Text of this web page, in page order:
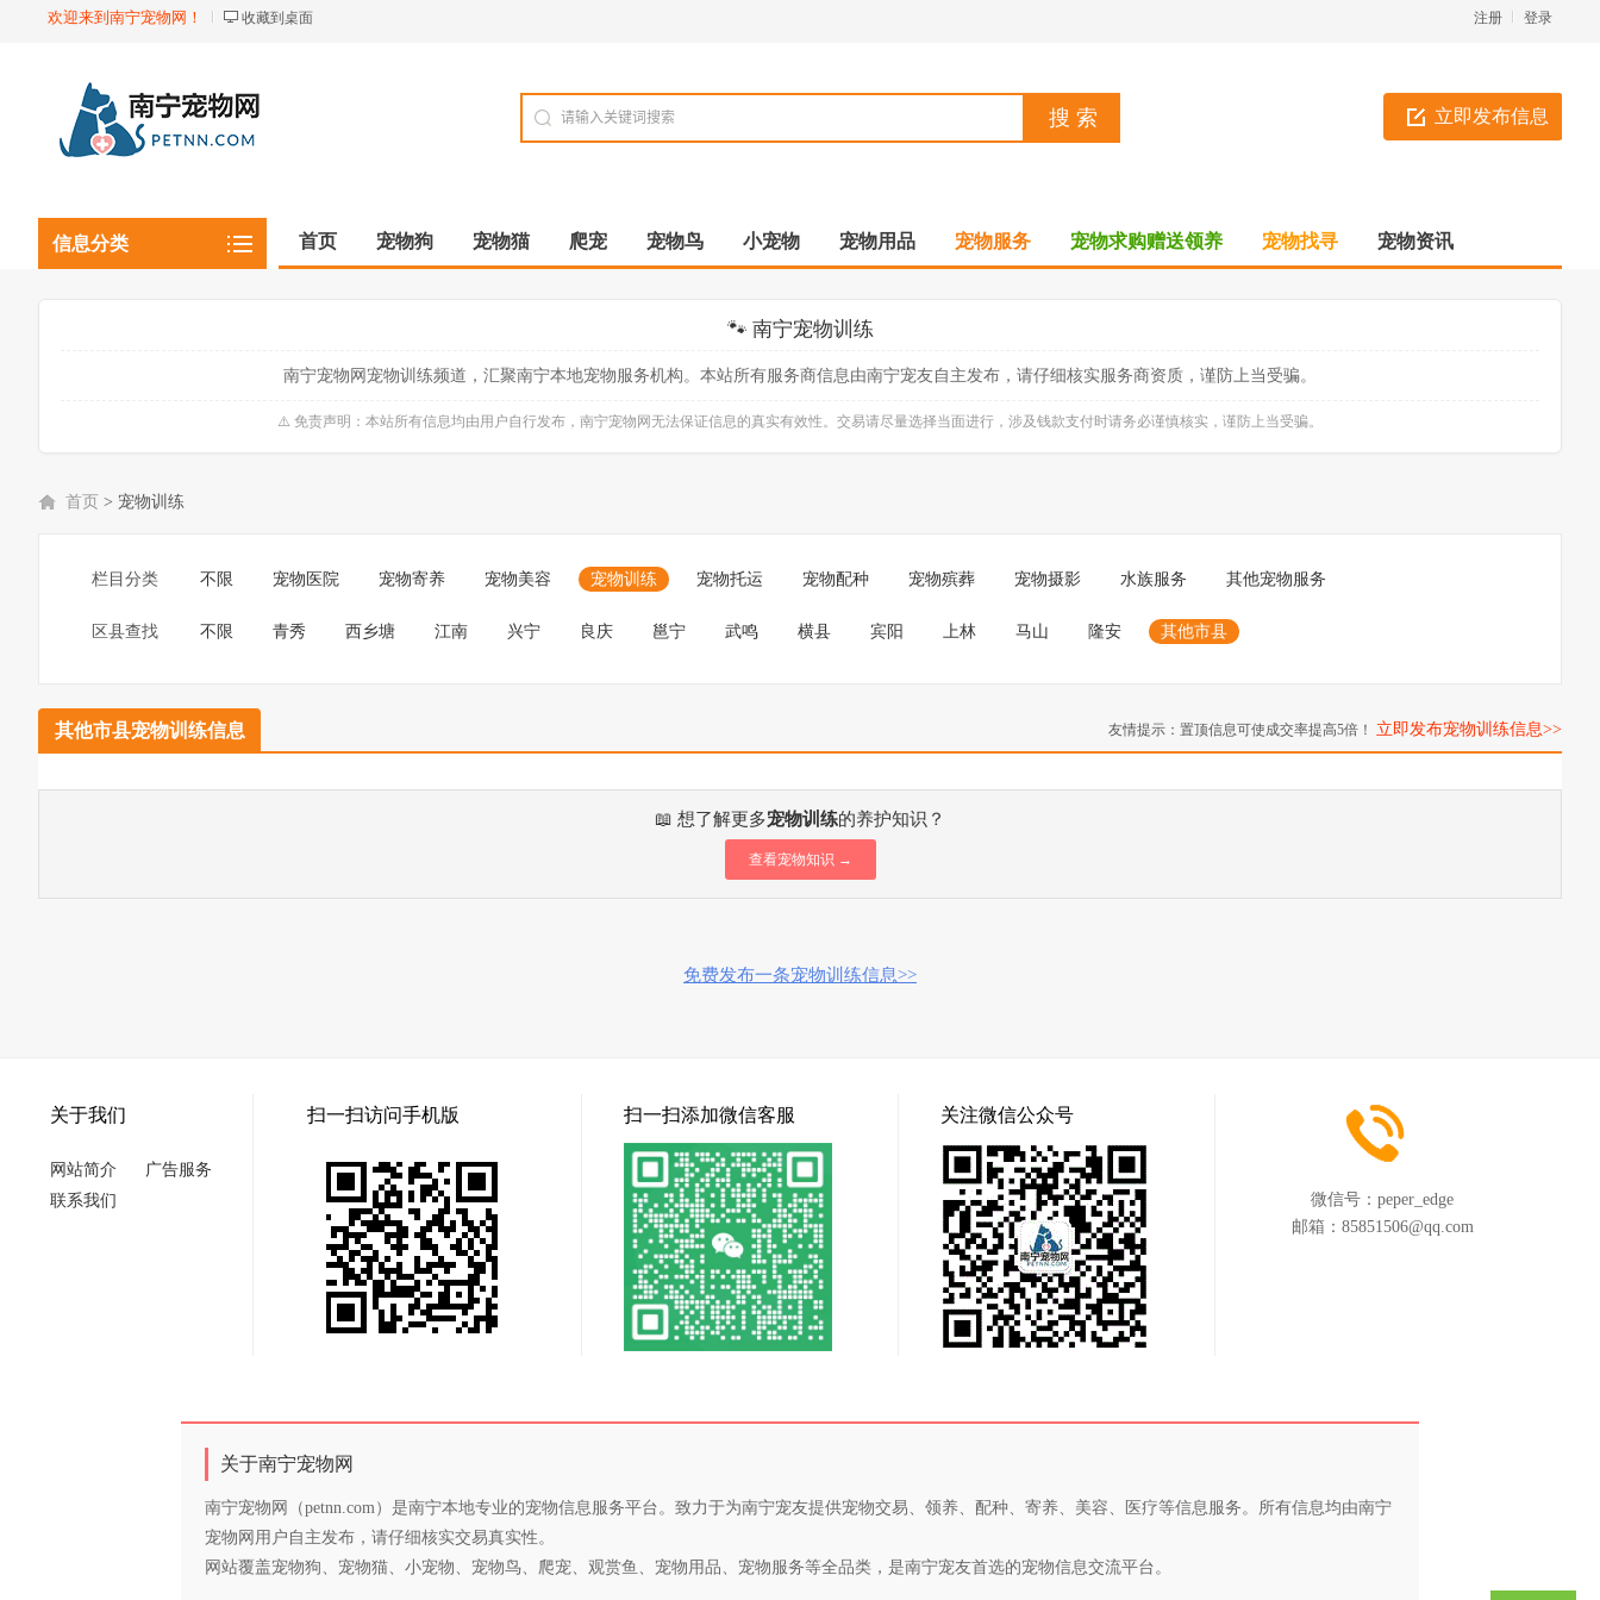
欢迎来到南宁宠物网！ 收藏到桌面 登录
注册
立即发布信息
信息分类 首页 宠物狗 宠物猫 爬宠 宠物鸟 小宠物 宠物用品 宠物服务 宠物求购赠送领养 宠物找寻 宠物资讯
🐾 南宁宠物训练
南宁宠物网宠物训练频道，汇聚南宁本地宠物服务机构。本站所有服务商信息由南宁宠友自主发布，请仔细核实服务商资质，谨防上当受骗。
⚠️ 免责声明：本站所有信息均由用户自行发布，南宁宠物网无法保证信息的真实有效性。交易请尽量选择当面进行，涉及钱款支付时请务必谨慎核实，谨防上当受骗。
首页 > 宠物训练
栏目分类 不限 宠物医院 宠物寄养 宠物美容 宠物训练 宠物托运 宠物配种 宠物殡葬 宠物摄影 水族服务 其他宠物服务
区县查找 不限 青秀 西乡塘 江南 兴宁 良庆 邕宁 武鸣 横县 宾阳 上林 马山 隆安 其他市县
其他市县宠物训练信息 友情提示：置顶信息可使成交率提高5倍！ 立即发布宠物训练信息>>
📖 想了解更多宠物训练的养护知识？
查看宠物知识 →
免费发布一条宠物训练信息>>
关于我们
网站简介
广告服务
联系我们
扫一扫访问手机版 扫一扫添加微信客服 关注微信公众号
微信号： peper_edge
邮箱： 85851506@qq.com
关于南宁宠物网
南宁宠物网（petnn.com）是南宁本地专业的宠物信息服务平台。致力于为南宁宠友提供宠物交易、领养、配种、寄养、美容、医疗等信息服务。所有信息均由南宁
宠物网用户自主发布，请仔细核实交易真实性。
网站覆盖宠物狗、宠物猫、小宠物、宠物鸟、爬宠、观赏鱼、宠物用品、宠物服务等全品类，是南宁宠友首选的宠物信息交流平台。